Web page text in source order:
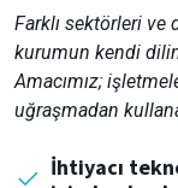
Farklı sektörleri ve
kurumun kendi
Amacımız;
uğraşmadan
İhtiyacı